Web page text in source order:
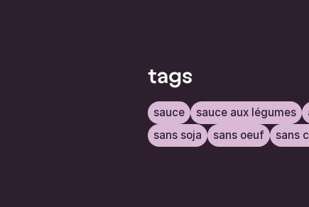
tags
sauce sauce aux légumes
sans soja
sans oeuf sans